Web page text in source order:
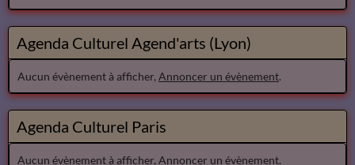
Agenda Culturel Agend'arts (Lyon)
Aucun évènement à afficher, Annoncer un évènement.
Agenda Culturel Paris
Aucun évènement à afficher, Annoncer un évènement.